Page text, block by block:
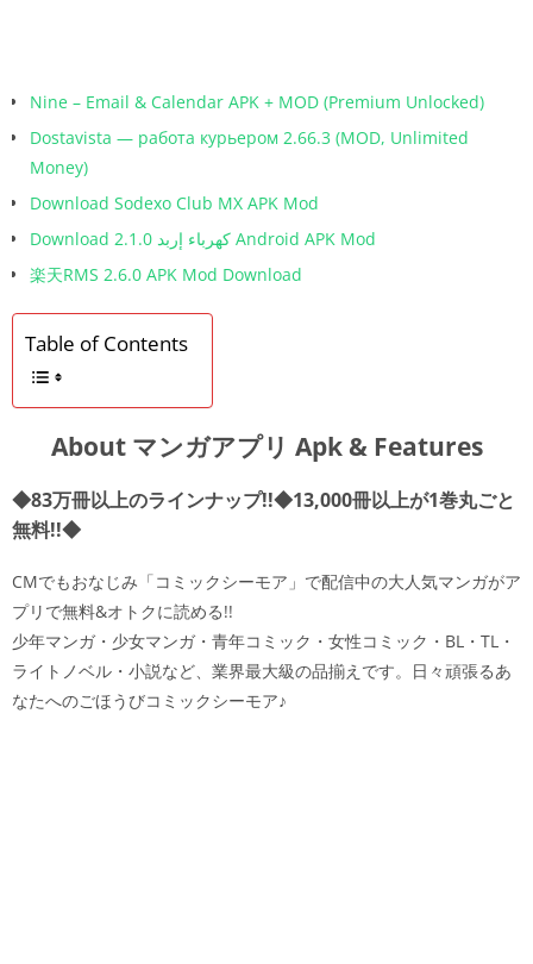
Nine – Email & Calendar APK + MOD (Premium Unlocked)
Dostavista — работа курьером 2.66.3 (MOD, Unlimited
Money)
Download Sodexo Club MX APK Mod
Download كهرباء إربد 2.1.0 Android APK Mod
楽天RMS 2.6.0 APK Mod Download
Table of Contents
About マンガアプリ Apk & Features
◆83万冊以上のラインナップ!!◆13,000冊以上が1巻丸ごと
無料!!◆
CMでもおなじみ「コミックシーモア」で配信中の大人気マンガがア
プリで無料&オトクに読める!!
少年マンガ・少女マンガ・青年コミック・女性コミック・BL・TL・
ライトノベル・小説など、業界最大級の品揃えです。日々頑張るあ
なたへのごほうびコミックシーモア♪